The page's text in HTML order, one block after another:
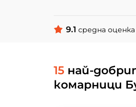
9.1 средна
15 най-
комарници